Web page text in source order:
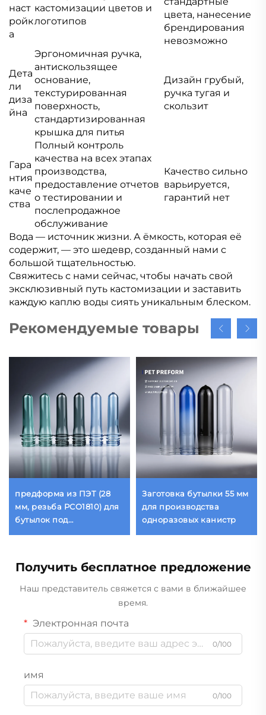
наст
ройк
а
кастомизации цветов и
логотипов
цвета, нанесение
брендирования
невозможно
Дета
ли
диза
йна
Эргономичная ручка,
антискользящее
основание,
текстурированная
поверхность,
стандартизированная
крышка для питья
Дизайн грубый,
ручка тугая и
скользит
Гара
нтия
каче
ства
Полный контроль
качества на всех этапах
производства,
предоставление отчетов
о тестировании и
послепродажное
обслуживание
Качество сильно
варьируется,
гарантий нет
Вода — источник жизни. А ёмкость, которая её
содержит, — это шедевр, созданный нами с
большой тщательностью.
Свяжитесь с нами сейчас, чтобы начать свой
эксклюзивный путь кастомизации и заставить
каждую каплю воды сиять уникальным блеском.
Рекомендуемые товары
предформа из ПЭТ (28
мм, резьба PCO1810) для
бутылок под
высокого качества для
КНН
Заготовка бутылки 55 мм
для производства
одноразовых канистр
Получить бесплатное предложение
Наш представитель свяжется с вами в ближайшее
время.
Электронная почта
0/100
имя
0/100